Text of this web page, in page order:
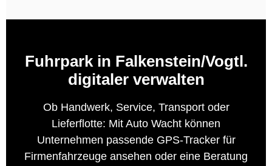
Fuhrpark in Falkenstein/Vogtl.
digitaler verwalten
Ob Handwerk, Service, Transport oder
Lieferflotte: Mit Auto Wacht können
Unternehmen passende GPS-Tracker für
Firmenfahrzeuge ansehen oder eine Beratung